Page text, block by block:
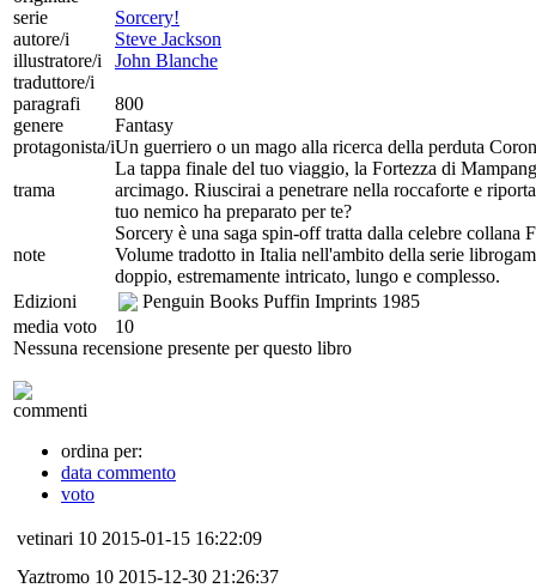
serie
Sorcery!
autore/i
Steve Jackson
illustratore/i
John Blanche
traduttore/i
paragrafi
800
genere
Fantasy
protagonista/iUn guerriero o un mago alla ricerca della perduta
trama
La tappa finale del tuo viaggio, la Fortezza di
arcimago. Riuscirai a penetrare nella roccaforte e
tuo nemico ha preparato per te?
note
Sorcery è una saga spin-off tratta dalla celebre collana
Volume tradotto in Italia nell'ambito della serie
doppio, estremamente intricato, lungo e complesso.
Edizioni
Penguin Books Puffin Imprints 1985
media voto
10
Nessuna recensione presente per questo libro
commenti
ordina per:
data commento
voto
vetinari 10 2015-01-15 16:22:09
Yaztromo 10 2015-12-30 21:26:37